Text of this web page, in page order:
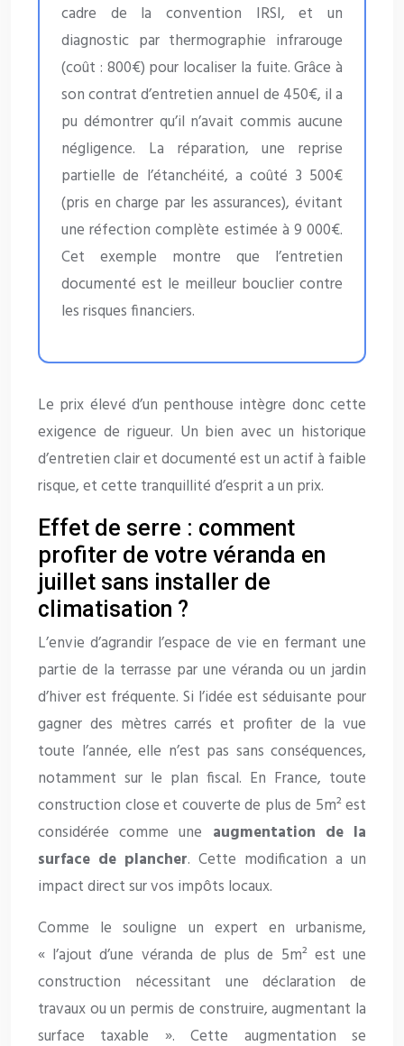
cadre de la convention IRSI, et un
diagnostic par thermographie infrarouge
(coût : 800€) pour localiser la fuite. Grâce à
son contrat d’entretien annuel de 450€, il a
pu démontrer qu’il n’avait commis aucune
négligence. La réparation, une reprise
partielle de l’étanchéité, a coûté 3 500€
(pris en charge par les assurances), évitant
une réfection complète estimée à 9 000€.
Cet exemple montre que l’entretien
documenté est le meilleur bouclier contre
les risques financiers.
Le prix élevé d’un penthouse intègre donc cette
exigence de rigueur. Un bien avec un historique
d’entretien clair et documenté est un actif à faible
risque, et cette tranquillité d’esprit a un prix.
Effet de serre : comment
profiter de votre véranda en
juillet sans installer de
climatisation ?
L’envie d’agrandir l’espace de vie en fermant une
partie de la terrasse par une véranda ou un jardin
d’hiver est fréquente. Si l’idée est séduisante pour
gagner des mètres carrés et profiter de la vue
toute l’année, elle n’est pas sans conséquences,
notamment sur le plan fiscal. En France, toute
construction close et couverte de plus de 5m² est
considérée comme une augmentation de la
surface de plancher. Cette modification a un
impact direct sur vos impôts locaux.
Comme le souligne un expert en urbanisme,
« l’ajout d’une véranda de plus de 5m² est une
construction nécessitant une déclaration de
travaux ou un permis de construire, augmentant la
surface taxable ». Cette augmentation se